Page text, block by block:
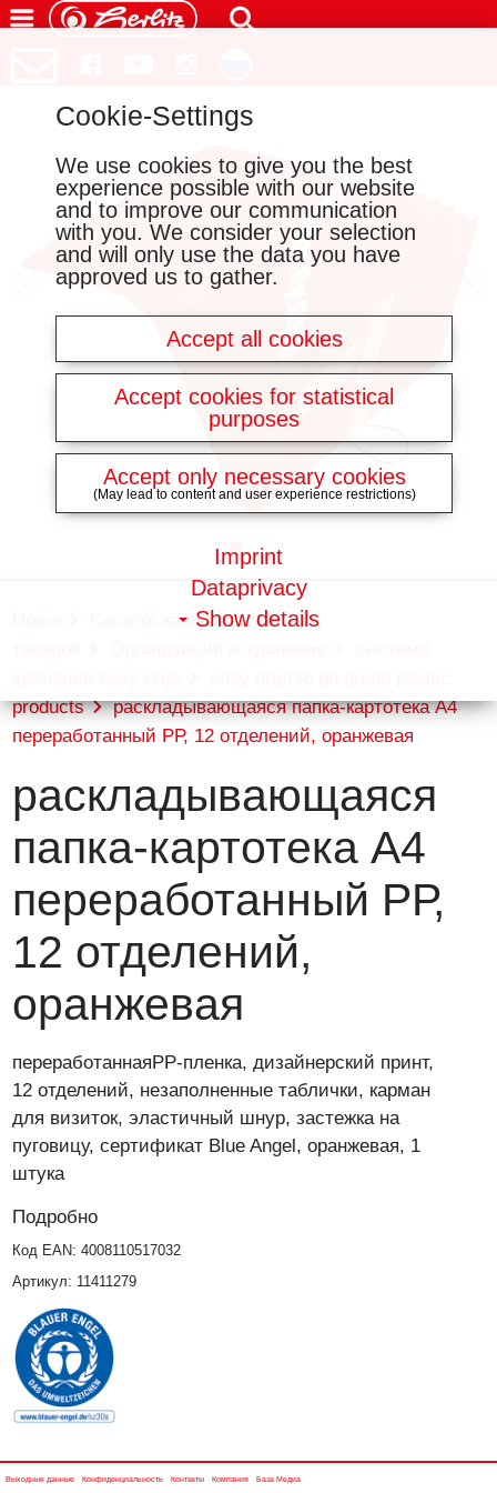
Каталог канцелярских
products
раскладывающаяся папка-картотека А4
переработанный РР, 12 отделений, оранжевая
раскладывающаяся
папка-картотека А4
переработанный РР,
12 отделений,
оранжевая
переработаннаяPP-пленка, дизайнерский принт,
12 отделений, незаполненные таблички, карман
для визиток, эластичный шнур, застежка на
пуговицу, сертификат Blue Angel, оранжевая, 1
штука
Подробно
Код EAN: 4008110517032
Артикул: 11411279
Выходные данные Конфиденциальность Контакты Компания База Медиа
Cookie-Settings
We use cookies to give you the best
experience possible with our website
and to improve our communication
with you. We consider your selection
and will only use the data you have
approved us to gather.
Accept all cookies
Accept cookies for statistical
purposes
Accept only necessary cookies
(May lead to content and user experience restrictions)
Show details
Dataprivacy
Imprint